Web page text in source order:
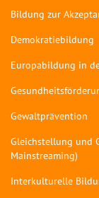
Bildung zur
Demokratiebildung
Europabildung in
Gewaltprävention
Gleichstellung und
Mainstreaming)
Interkulturelle